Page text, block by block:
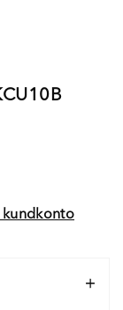
kundkonto